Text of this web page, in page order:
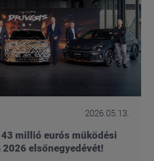
2026.05.13.
43 millió eurós működési
elsőnegyedévét!